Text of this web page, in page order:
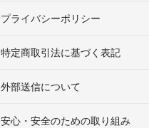
プライバシーポリシー
特定商取引法に基づく表記
外部送信について
安心・安全のための取り組み